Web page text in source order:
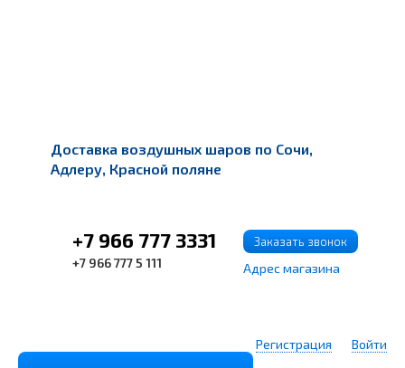
Доставка воздушных шаров по Сочи,
Адлеру, Красной поляне
+7 966 777 3331
+7 966 777 5 111
Заказать звонок
Адрес магазина
Регистрация Войти